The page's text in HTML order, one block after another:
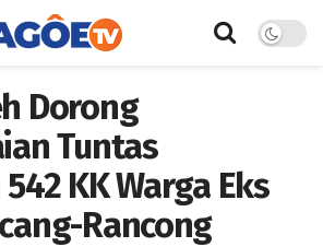
Dorong
Tuntas
KK Warga Eks
Rancong